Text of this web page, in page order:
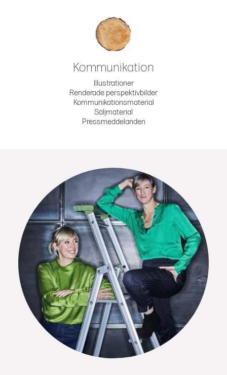
Kommunikation
Illustrationer
Renderade perspektivbilder
Kommunikationsmaterial
Säljmaterial
Pressmeddelanden